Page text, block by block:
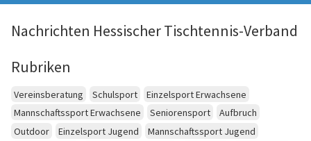
Nachrichten Hessischer Tischtennis-Verband
Rubriken
Vereinsberatung Schulsport
Einzelsport Erwachsene
Mannschaftssport Erwachsene
Seniorensport
Aufbruch
Outdoor
Einzelsport Jugend
Mannschaftssport Jugend